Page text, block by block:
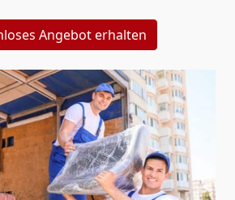
Angebot erhalten